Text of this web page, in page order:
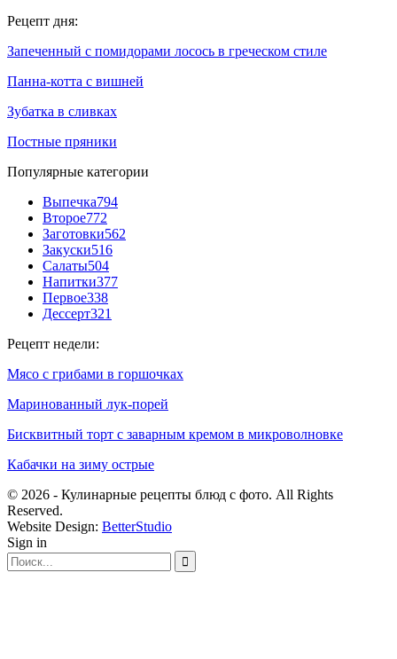
Рецепт дня:
Запеченный с помидорами лосось в греческом стиле
Панна-котта с вишней
Зубатка в сливках
Постные пряники
Популярные категории
Выпечка794
Второе772
Заготовки562
Закуски516
Салаты504
Напитки377
Первое338
Дессерт321
Рецепт недели:
Мясо с грибами в горшочках
Маринованный лук-порей
Бисквитный торт с заварным кремом в микроволновке
Кабачки на зиму острые
© 2026 - Кулинарные рецепты блюд с фото. All Rights
Reserved.
Website Design: BetterStudio
Sign in